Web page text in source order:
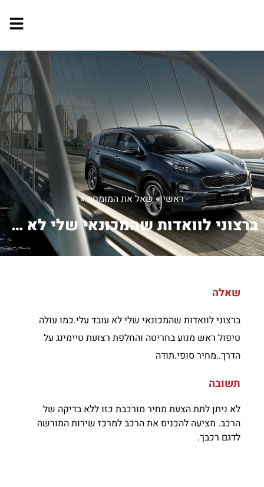
ראשי»שאל את המומחה»
ברצוני לוואדות שהמכונאי שלי לא עובד ע...
שאלה
ברצוני לוואדות שהמכונאי שלי לא עובד עלי.כמו עולה
טיפול ראש מנוע בחריטה והחלפת רצועת טיימינג על
הדרך..מחיר סופי.תודה
תשובה
לא ניתן לתת הצעת מחיר מורכבת כזו ללא בדיקה של
הרכב. מציעה להכניס את הרכב למרכז שירות המורשה
לדגם רכבך.